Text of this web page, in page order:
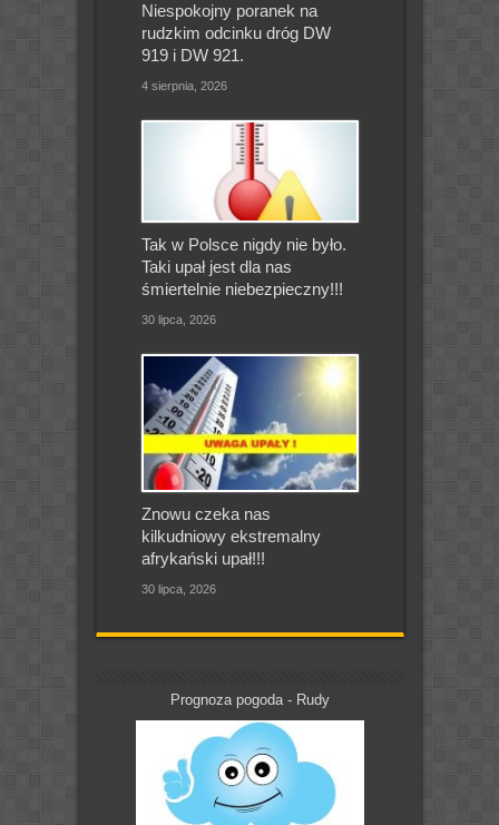
Niespokojny poranek na
rudzkim odcinku dróg DW
919 i DW 921.
4 sierpnia, 2026
Tak w Polsce nigdy nie było.
Taki upał jest dla nas
śmiertelnie niebezpieczny!!!
30 lipca, 2026
Znowu czeka nas
kilkudniowy ekstremalny
afrykański upał!!!
30 lipca, 2026
Prognoza pogoda - Rudy